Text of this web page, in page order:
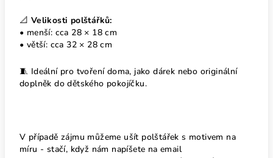
📐 Velikosti polštářků:
• menší: cca 28 × 18 cm
• větší: cca 32 × 28 cm
🧵 Ideální pro tvoření doma, jako dárek nebo originální
doplněk do dětského pokojíčku.
V případě zájmu můžeme ušít polštářek s motivem na
míru - stačí, když nám napíšete na email